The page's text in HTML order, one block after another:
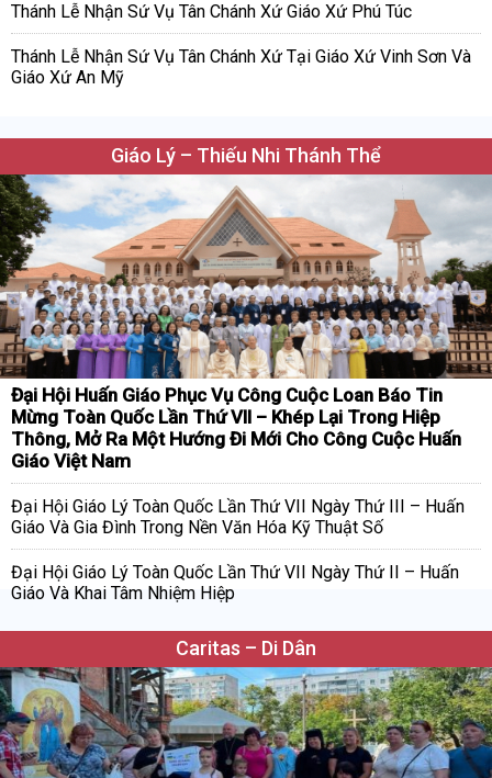
Thánh Lễ Nhận Sứ Vụ Tân Chánh Xứ Giáo Xứ Phú Túc
Thánh Lễ Nhận Sứ Vụ Tân Chánh Xứ Tại Giáo Xứ Vinh Sơn Và
Giáo Xứ An Mỹ
Giáo Lý – Thiếu Nhi Thánh Thể
Đại Hội Huấn Giáo Phục Vụ Công Cuộc Loan Báo Tin
Mừng Toàn Quốc Lần Thứ VII – Khép Lại Trong Hiệp
Thông, Mở Ra Một Hướng Đi Mới Cho Công Cuộc Huấn
Giáo Việt Nam
Đại Hội Giáo Lý Toàn Quốc Lần Thứ VII Ngày Thứ III – Huấn
Giáo Và Gia Đình Trong Nền Văn Hóa Kỹ Thuật Số
Đại Hội Giáo Lý Toàn Quốc Lần Thứ VII Ngày Thứ II – Huấn
Giáo Và Khai Tâm Nhiệm Hiệp
Caritas – Di Dân